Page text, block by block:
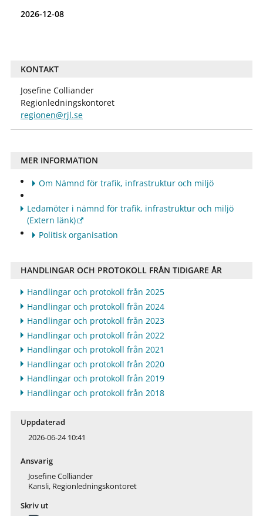
2026-12-08
KONTAKT
Josefine Colliander
Regionledningskontoret
regionen@rjl.se
MER INFORMATION
Om Nämnd för trafik, infrastruktur och miljö
Ledamöter i nämnd för trafik, infrastruktur och miljö
(Extern länk)
Politisk organisation
HANDLINGAR OCH PROTOKOLL FRÅN TIDIGARE ÅR
Handlingar och protokoll från 2025
Handlingar och protokoll från 2024
Handlingar och protokoll från 2023
Handlingar och protokoll från 2022
Handlingar och protokoll från 2021
Handlingar och protokoll från 2020
Handlingar och protokoll från 2019
Handlingar och protokoll från 2018
Uppdaterad
2026-06-24 10:41
Ansvarig
Josefine Colliander
Kansli, Regionledningskontoret
Skriv ut